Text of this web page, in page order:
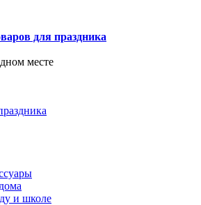
для праздника
месте
и школе